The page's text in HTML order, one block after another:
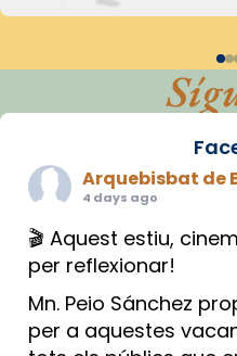
Arquebisbat de
4 days ago
🎬 Aquest estiu,
per reflexionar!
Mn. Peio Sánchez
per a aquestes